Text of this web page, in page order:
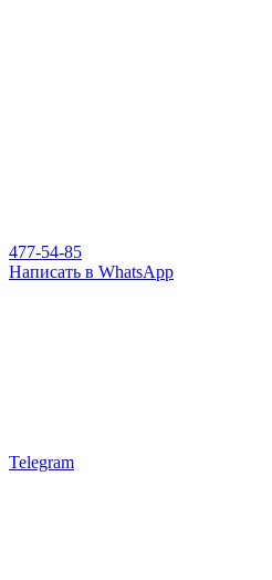
477-54-85
Написать в WhatsApp
Telegram